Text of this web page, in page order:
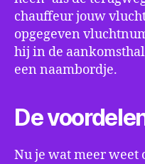
chauffeur jouw
opgegeven
hij in de
een naambordje.
De
Nu je wat meer weet